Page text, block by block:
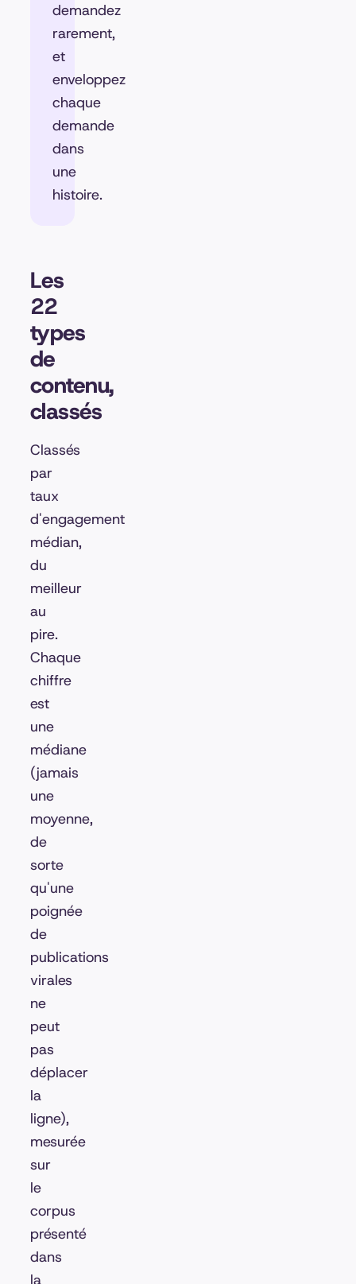
demandez
rarement,
et
enveloppez
chaque
demande
dans
une
histoire.
Les
22
types
de
contenu,
classés
Classés
par
taux
d'engagement
médian,
du
meilleur
au
pire.
Chaque
chiffre
est
une
médiane
(jamais
une
moyenne,
de
sorte
qu'une
poignée
de
publications
virales
ne
peut
pas
déplacer
la
ligne),
mesurée
sur
le
corpus
présenté
dans
la